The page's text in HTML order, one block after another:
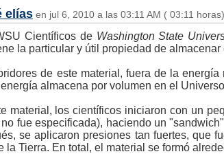
elías en jul 6, 2010 a las 03:11 AM ( 03:11 horas)
Científicos de Washington State
la particular y útil propiedad de
de este material, fuera de la
almacena por volumen en el
material, los científicos iniciaron con un
fue especificada), haciendo un
se aplicaron presiones tan fuertes, que
la Tierra. En total, el material se formó